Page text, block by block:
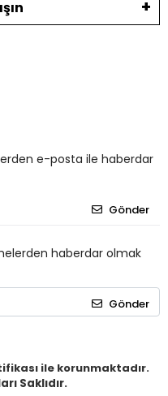
e-posta ile haberdar
Gönder
haberdar olmak
Gönder
ile korunmaktadır.
Saklıdır.